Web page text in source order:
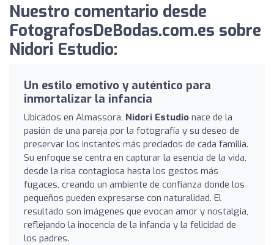
Nuestro comentario desde
FotografosDeBodas.com.es sobre
Nidori Estudio:
Un estilo emotivo y auténtico para
inmortalizar la infancia
Ubicados en Almassora, Nidori Estudio nace de la
pasión de una pareja por la fotografía y su deseo de
preservar los instantes más preciados de cada familia.
Su enfoque se centra en capturar la esencia de la vida,
desde la risa contagiosa hasta los gestos más
fugaces, creando un ambiente de confianza donde los
pequeños pueden expresarse con naturalidad. El
resultado son imágenes que evocan amor y nostalgia,
reflejando la inocencia de la infancia y la felicidad de
los padres.